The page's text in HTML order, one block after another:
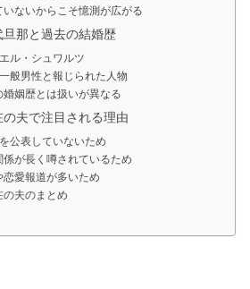
いないからこそ憶測が広がる
那と過去の結婚歴
ル・シュワルツ
般男性と報じられた人物
婚姻歴とは扱いが異なる
夫で注目される理由
公表していないため
係が長く噂されているため
愛報道が多いため
の夫のまとめ